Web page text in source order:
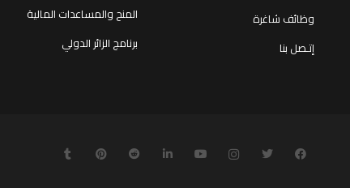
وظائف شاغرة
إتـصل بنا
المنح والمساعدات المالية
برنامج الزائر الدولي